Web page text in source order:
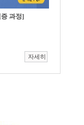
과정]